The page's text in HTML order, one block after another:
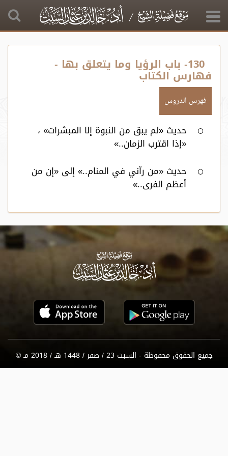
130- باب الرؤيا وما يتعلق بها -
فهارس الكتاب
فهرس الدروس
حديث «لم يبق من النبوة إلا المبشرات» ،
«إذا اقترب الزمان..»
حديث «من رآني في المنام..» إلى «إن من
أعظم الفرى..»
جميع الحقوق محفوظة - السبت 23 / صفر / 1448 هـ / 2018 مـ ©